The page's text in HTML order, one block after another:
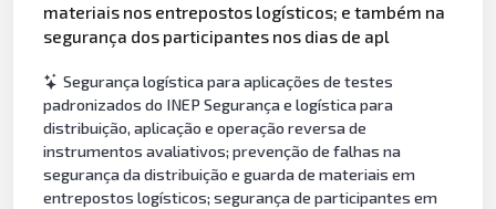
materiais nos entrepostos logísticos; e também na
segurança dos participantes nos dias de apl
Segurança logística para aplicações de testes
padronizados do INEP Segurança e logística para
distribuição, aplicação e operação reversa de
instrumentos avaliativos; prevenção de falhas na
segurança da distribuição e guarda de materiais em
entrepostos logísticos; segurança de participantes em